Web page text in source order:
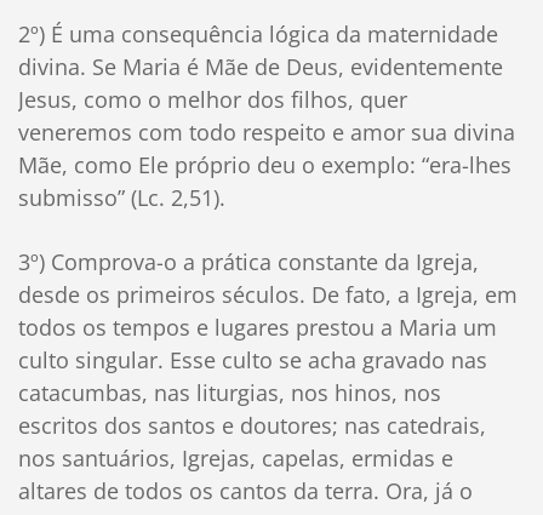
2º) É uma consequência lógica da maternidade
divina. Se Maria é Mãe de Deus, evidentemente
Jesus, como o melhor dos filhos, quer
veneremos com todo respeito e amor sua divina
Mãe, como Ele próprio deu o exemplo: “era-lhes
submisso” (Lc. 2,51).
3º) Comprova-o a prática constante da Igreja,
desde os primeiros séculos. De fato, a Igreja, em
todos os tempos e lugares prestou a Maria um
culto singular. Esse culto se acha gravado nas
catacumbas, nas liturgias, nos hinos, nos
escritos dos santos e doutores; nas catedrais,
nos santuários, Igrejas, capelas, ermidas e
altares de todos os cantos da terra. Ora, já o